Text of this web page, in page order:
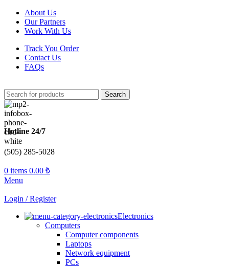
About Us
Our Partners
Work With Us
Track You Order
Contact Us
FAQs
Search
Hotline 24/7
(505) 285-5028
0 items 0.00 ₺
Menu
Login / Register
Electronics
Computers
Computer components
Laptops
Network equipment
PCs